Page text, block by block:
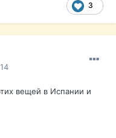
3
вещей в Испании и